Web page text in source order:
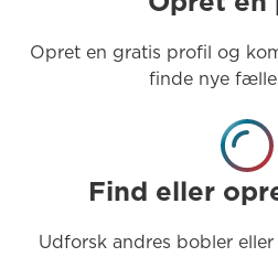
Opret en gratis profil og
finde nye
Find eller
Udforsk andres bobler